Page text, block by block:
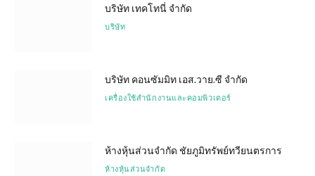
บริษัท เทคโทนี่ จำกัด
บริษัท
บริษัท คอนซัมมิท เอส.วาย.ซี จำกัด
เครื่องใช้สำนักงานและคอมพิวเตอร์
ห้างหุ้นส่วนจำกัด ชัยภูมิทรัพย์ทวียนตรการ
ห้างหุ้นส่วนจำกัด